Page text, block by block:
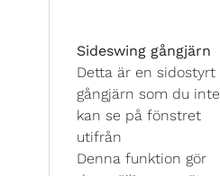
Sideswing gångjärn
Detta är en sidostyrt
gångjärn som du inte
kan se på fönstret
utifrån
Denna funktion gör